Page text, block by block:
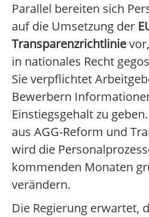
Parallel bereiten sich
auf die Umsetzung der
Transparenzrichtlinie
in nationales Recht
Sie verpflichtet
Bewerbern
Einstiegsgehalt zu
aus AGG-Reform und
wird die
kommenden Monaten
verändern.
Die Regierung erwartet,